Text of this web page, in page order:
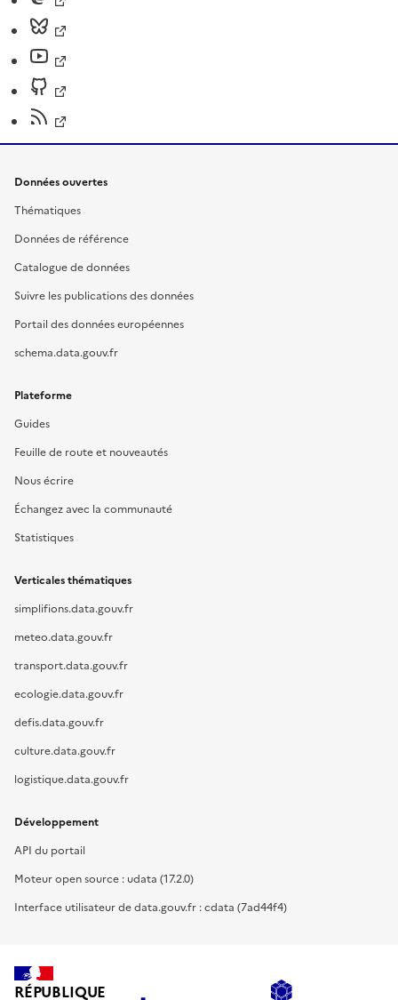
Données ouvertes
Thématiques
Données de référence
Catalogue de données
Suivre les publications des données
Portail des données européennes
schema.data.gouv.fr
Plateforme
Guides
Feuille de route et nouveautés
Nous écrire
Échangez avec la communauté
Statistiques
Verticales thématiques
simplifions.data.gouv.fr
meteo.data.gouv.fr
transport.data.gouv.fr
ecologie.data.gouv.fr
defis.data.gouv.fr
culture.data.gouv.fr
logistique.data.gouv.fr
Développement
API du portail
Moteur open source : udata (17.2.0)
Interface utilisateur de data.gouv.fr : cdata (7ad44f4)
RÉPUBLIQUE